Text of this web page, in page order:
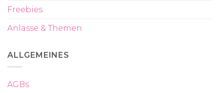
Freebies
Anlässe & Themen
ALLGEMEINES
AGBs